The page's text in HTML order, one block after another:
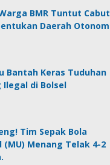
BMR Tuntut Cabut
Daerah Otonom
Bantah Keras Tuduhan
di Bolsel
Tim Sepak Bola
Menang Telak 4-2